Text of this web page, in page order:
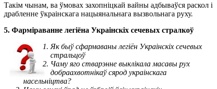
Такім чынам, ва ўмовах захопніцкай вайны адбываўся раскол і
драбленне ўкраінскага нацыянальнага вызвольнага руху.
5. Фарміраванне легіёна Украінскіх сечевых стралкоў
Як быў сфармаваны легіён Украінскіх сечевых
стральцоў
Чаму яго стварэнне выклікала масавы рух
добраахвотнікаў сярод украінскага
насельніцтва?